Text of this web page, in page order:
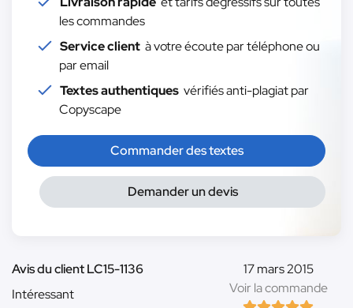
les commandes
Service client à votre écoute par téléphone ou
par email
Textes authentiques vérifiés anti-plagiat par
Copyscape
Commander des textes
Demander un devis
17 mars 2015
Voir la commande
Avis du client LC15-1136
Intéressant